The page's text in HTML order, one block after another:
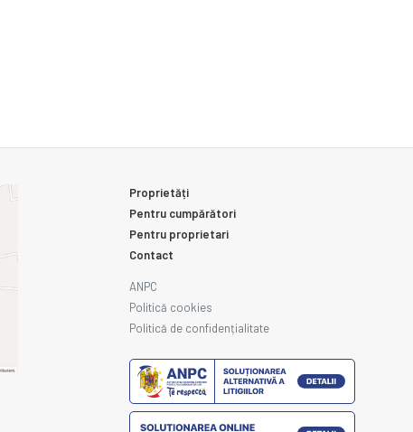
Proprietăți
Pentru cumpărători
Pentru proprietari
Contact
ANPC
Politică cookies
Politică de confidențialitate